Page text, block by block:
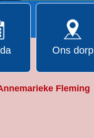
Ons dorp
Fleming